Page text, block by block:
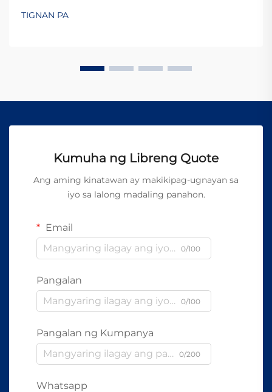
TIGNAN PA
Kumuha ng Libreng Quote
Ang aming kinatawan ay makikipag-ugnayan sa
iyo sa lalong madaling panahon.
Email
0/100
Pangalan
0/100
Pangalan ng Kumpanya
0/200
Whatsapp